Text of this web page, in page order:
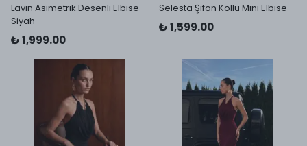
Lavin Asimetrik Desenli Elbise
Siyah
₺ 1,999.00
Selesta Şifon Kollu Mini Elbise
₺ 1,599.00